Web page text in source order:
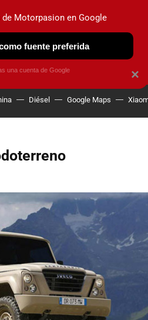
OBSERVATORIO
Diésel Google Maps
×
de Motorpasion en Google
fuente preferida
una cuenta de Google